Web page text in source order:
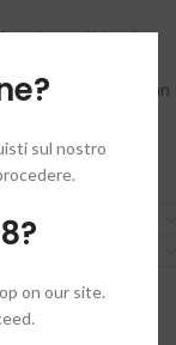
sul nostro
on our site.
di uve di Nerello
versante nord
controllata e un
ampio ed